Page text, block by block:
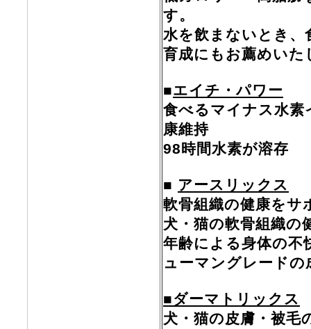
す。
水を飲まないとき、
育成にもお薦めいた
■エイチ・パワー
食べるマイナス水
康維持
98時間水素が溶存
■ アースリックス
軟骨組織の健康をサ
犬・猫の軟骨組織の
年齢による身体の不
ューマングレード
■ダーマトリックス
犬・猫の皮膚・被毛